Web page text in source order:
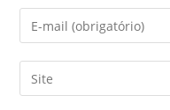
nome
ou
de
usuário
Digite
seu
endereço
de
Digite
o